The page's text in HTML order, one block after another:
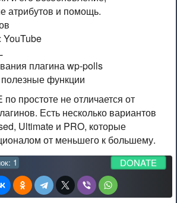
атрибутов и помощь.
YouTube
плагина wp-polls
функции
простоте не отличается от
Есть несколько вариантов
Ultimate и PRO, которые
от меньшего к большему.
1 DONATE